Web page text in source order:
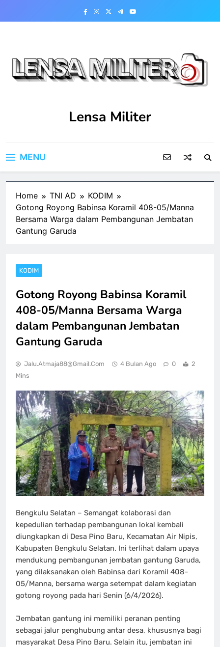
Lensa Militer
MENU
Home TNI AD
KODIM
Gotong Royong Babinsa Koramil 408-05/Manna
Bersama Warga dalam Pembangunan Jembatan
Gantung Garuda
KODIM
Gotong Royong Babinsa Koramil
408-05/Manna Bersama Warga
dalam Pembangunan Jembatan
Gantung Garuda
Jalu.atmaja88@gmail.com 4 Bulan Ago 0
2
Mins
Bengkulu Selatan – Semangat kolaborasi dan
kepedulian terhadap pembangunan lokal kembali
diungkapkan di Desa Pino Baru, Kecamatan Air Nipis,
Kabupaten Bengkulu Selatan. Ini terlihat dalam upaya
mendukung pembangunan jembatan gantung Garuda,
yang dilaksanakan oleh Babinsa dari Koramil 408-
05/Manna, bersama warga setempat dalam kegiatan
gotong royong pada hari Senin (6/4/2026).
Jembatan gantung ini memiliki peranan penting
sebagai jalur penghubung antar desa, khususnya bagi
masyarakat Desa Pino Baru. Selain itu, jembatan ini